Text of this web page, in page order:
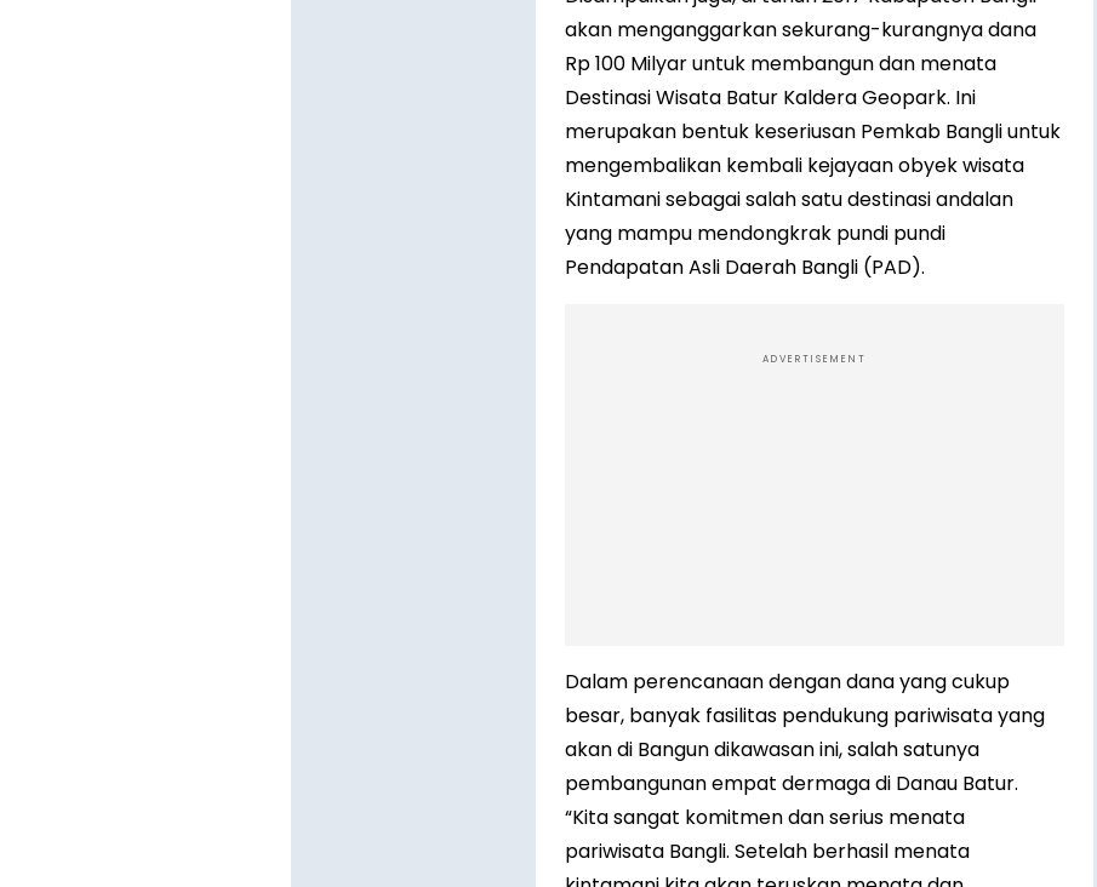
akan menganggarkan sekurang-kurangnya dana
Rp 100 Milyar untuk membangun dan menata
Destinasi Wisata Batur Kaldera Geopark. Ini
merupakan bentuk keseriusan Pemkab Bangli untuk
mengembalikan kembali kejayaan obyek wisata
Kintamani sebagai salah satu destinasi andalan
yang mampu mendongkrak pundi pundi
Pendapatan Asli Daerah Bangli (PAD).
ADVERTISEMENT
Dalam perencanaan dengan dana yang cukup
besar, banyak fasilitas pendukung pariwisata yang
akan di Bangun dikawasan ini, salah satunya
pembangunan empat dermaga di Danau Batur.
“Kita sangat komitmen dan serius menata
pariwisata Bangli. Setelah berhasil menata